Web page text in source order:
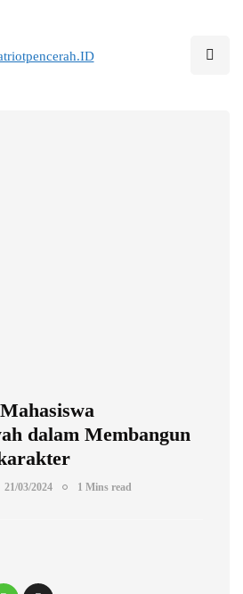
dalam Membangun
21/03/2024 1 Mins read